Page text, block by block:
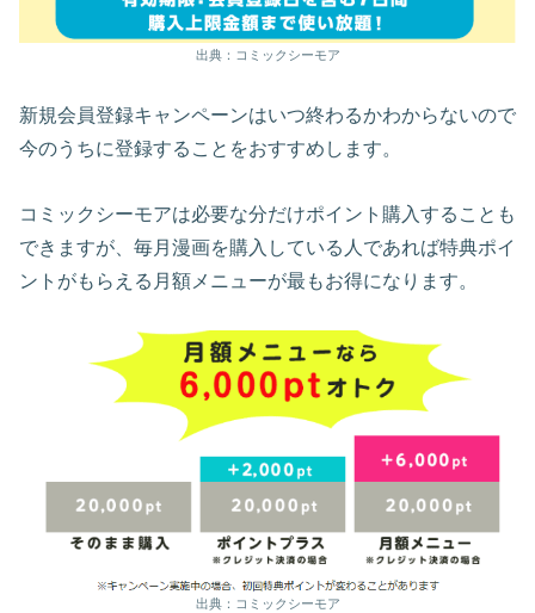
出典：コミックシーモア
新規会員登録キャンペーンはいつ終わるかわからないので
今のうちに登録することをおすすめします。
コミックシーモアは必要な分だけポイント購入することも
できますが、毎月漫画を購入している人であれば特典ポイ
ントがもらえる月額メニューが最もお得になります。
出典：コミックシーモア